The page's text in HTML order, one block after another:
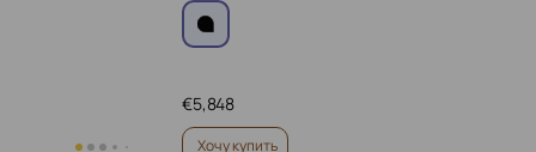
5,848
€
Хочу купить